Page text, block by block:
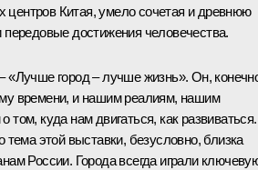
Китая, умело сочетая и древнюю
передовые достижения человечества.
«Лучше город – лучше жизнь». Он,
времени, и нашим реалиям, нашим
том, куда нам двигаться, как развиваться.
тема этой выставки, безусловно, близка
России. Города всегда играли